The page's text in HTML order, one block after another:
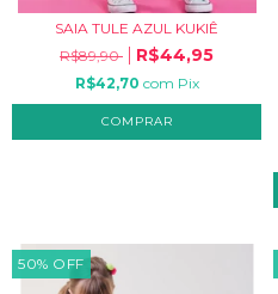
SAIA TULE AZUL KUKIÊ
R$89,90
R$44,95
R$42,70 com Pix
COMPRAR
50% OFF